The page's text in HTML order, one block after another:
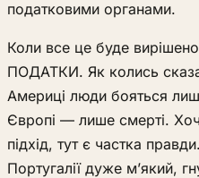
податковими органами.
Коли все це буде
ПОДАТКИ. Як колись
Америці люди бояться
Європі — лише смерті.
підхід, тут є частка
Португалії дуже м’який,